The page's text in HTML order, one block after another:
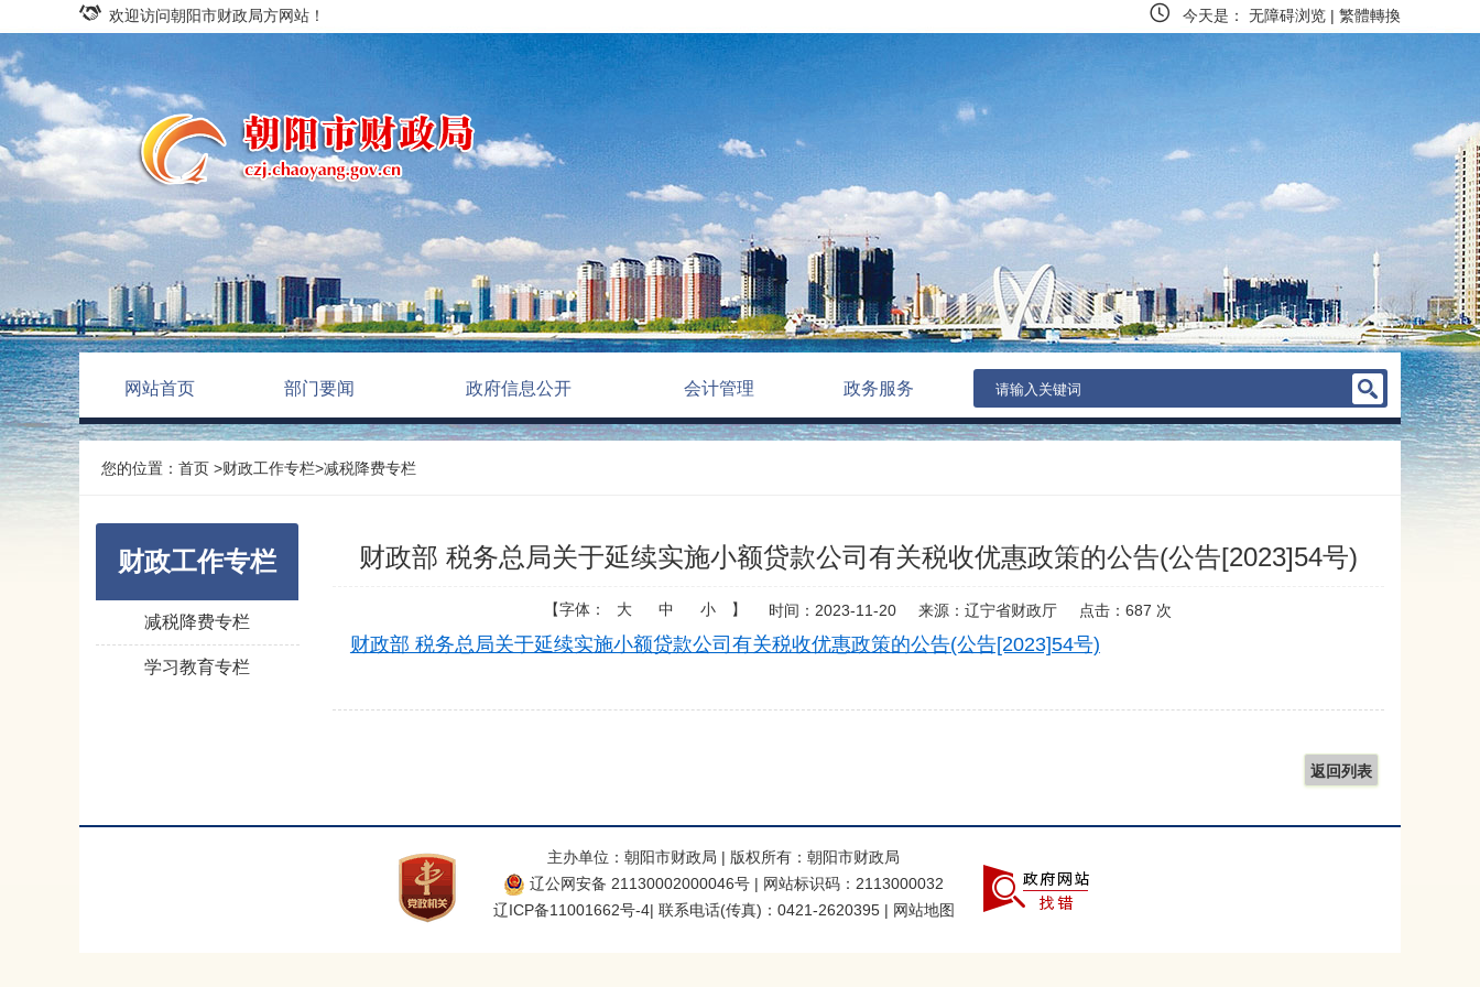
欢迎访问朝阳市财政局方网站！ 今天是： 无障碍浏览 | 繁體轉換
网站首页 部门要闻 政府信息公开 会计管理 政务服务
您的位置： 首页 >财政工作专栏>减税降费专栏
财政工作专栏
减税降费专栏
学习教育专栏
财政部 税务总局关于延续实施小额贷款公司有关税收优惠政策的公告(公告[2023]54号)
【字体： 大 中 小 】 时间：2023-11-20 来源：辽宁省财政厅 点击：687 次
财政部 税务总局关于延续实施小额贷款公司有关税收优惠政策的公告(公告[2023]54号)
返回列表
主办单位：朝阳市财政局 | 版权所有：朝阳市财政局
辽公网安备 21130002000046号 | 网站标识码：2113000032
辽ICP备11001662号-4| 联系电话(传真)：0421-2620395| 网站地图